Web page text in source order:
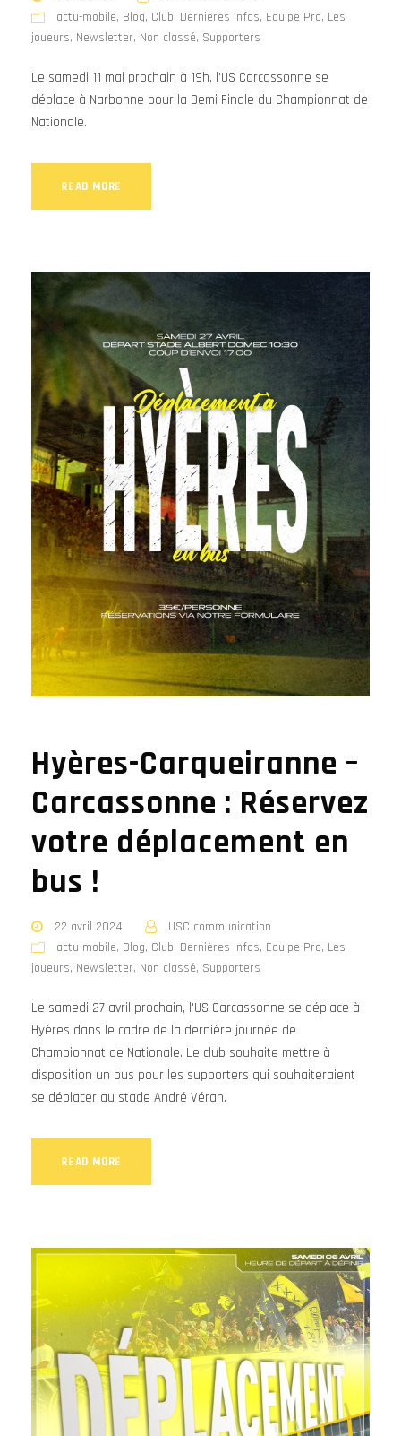
actu-mobile, Blog, Club, Dernières infos, Equipe Pro, Les
joueurs, Newsletter, Non classé, Supporters
Le samedi 11 mai prochain à 19h, l'US Carcassonne se
déplace à Narbonne pour la Demi Finale du Championnat de
Nationale.
READ MORE
Hyères-Carqueiranne –
Carcassonne : Réservez
votre déplacement en
bus !
22 avril 2024
USC communication
actu-mobile, Blog, Club, Dernières infos, Equipe Pro, Les
joueurs, Newsletter, Non classé, Supporters
Le samedi 27 avril prochain, l'US Carcassonne se déplace à
Hyères dans le cadre de la dernière journée de
Championnat de Nationale. Le club souhaite mettre à
disposition un bus pour les supporters qui souhaiteraient
se déplacer au stade André Véran.
READ MORE